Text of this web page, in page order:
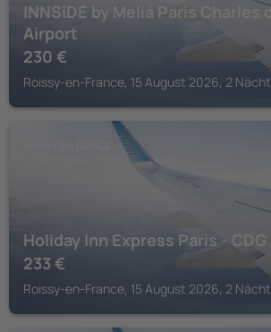
INNSiDE by Meliá Paris Charles
Airport
230 €
Roissy-en-France, 15 August 2026, 2
Holiday Inn Express Paris -
233 €
Roissy-en-France, 15 August 2026, 2